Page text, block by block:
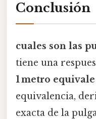
Conclusión
cuales son las
tiene una
1 metro
equivalencia,
exacta de la